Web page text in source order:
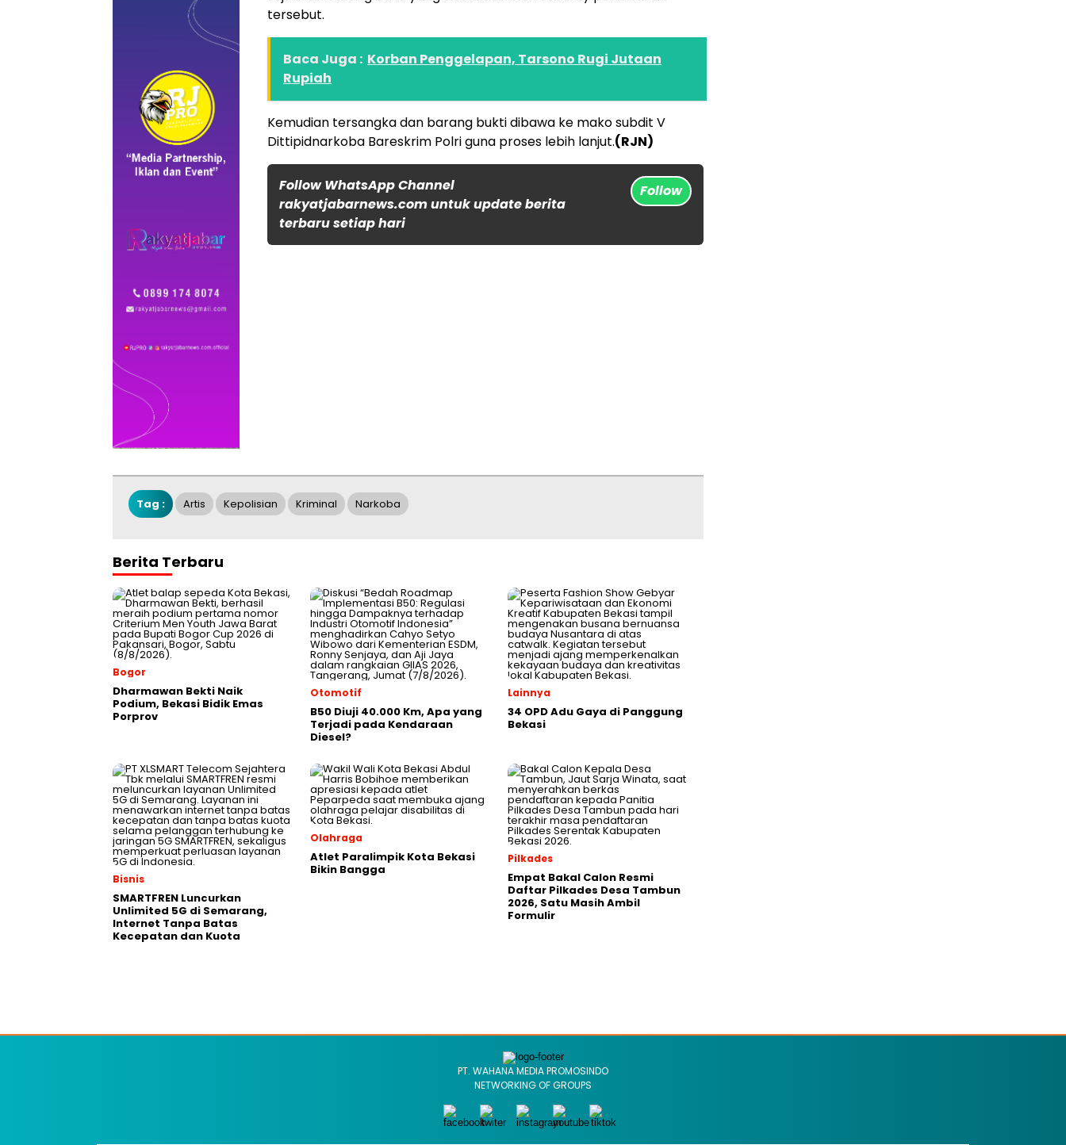
tersebut.
Baca Juga : Korban Penggelapan, Tarsono Rugi Jutaan
Rupiah
Kemudian tersangka dan barang bukti dibawa ke mako subdit V
Dittipidnarkoba Bareskrim Polri guna proses lebih lanjut.(RJN)
Follow WhatsApp Channel
rakyatjabarnews.com untuk update berita
terbaru setiap hari
Follow
Tag : Artis Kepolisian Kriminal Narkoba
Berita Terbaru
Bogor
Dharmawan Bekti Naik
Podium, Bekasi Bidik Emas
Porprov
Otomotif
B50 Diuji 40.000 Km, Apa yang
Terjadi pada Kendaraan
Diesel?
Lainnya
34 OPD Adu Gaya di Panggung
Bekasi
Bisnis
SMARTFREN Luncurkan
Unlimited 5G di Semarang,
Internet Tanpa Batas
Kecepatan dan Kuota
Olahraga
Atlet Paralimpik Kota Bekasi
Bikin Bangga
Pilkades
Empat Bakal Calon Resmi
Daftar Pilkades Desa Tambun
2026, Satu Masih Ambil
Formulir
PT. WAHANA MEDIA PROMOSINDO
NETWORKING OF GROUPS